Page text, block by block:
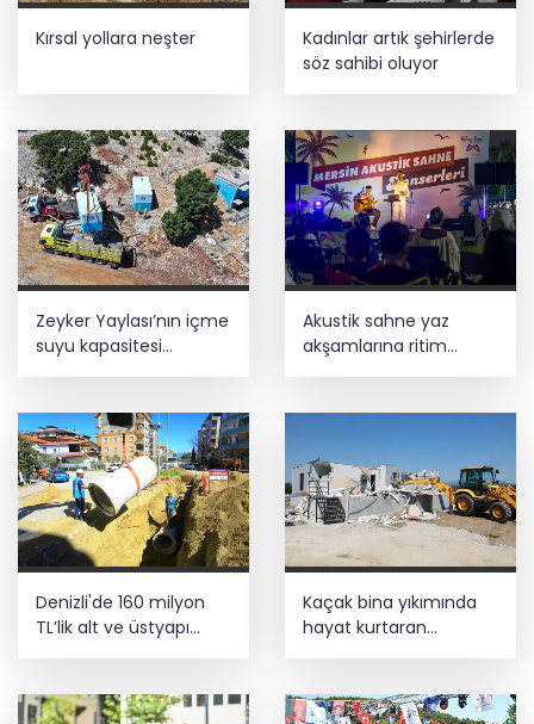
Trabzon iklim ve enerji ağında
başlıyor
Kırsal yollara neşter
Kadınlar artık şehirlerde
söz sahibi oluyor
Zeyker Yaylası’nın içme
suyu kapasitesi
Akustik sahne yaz
akşamlarına ritim
Denizli'de 160 milyon
TL’lik alt ve üstyapı
yatırımı
Kaçak bina yıkımında
hayat kurtaran
müdahale